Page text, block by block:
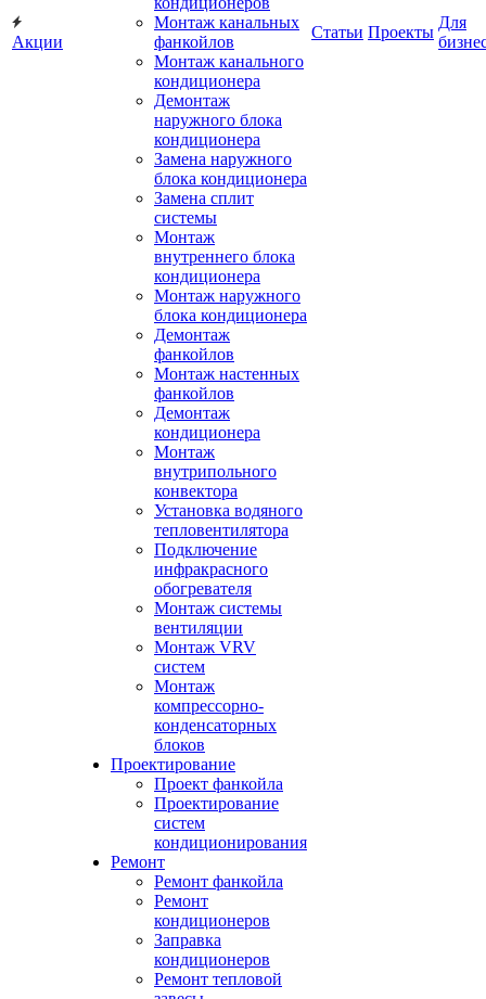
Акции
Монтаж канальных
фанкойлов
Монтаж канального
кондиционера
Демонтаж
наружного блока
кондиционера
Замена наружного
блока кондиционера
Замена сплит
системы
Монтаж
внутреннего блока
кондиционера
Монтаж наружного
блока кондиционера
Демонтаж
фанкойлов
Монтаж настенных
фанкойлов
Демонтаж
кондиционера
Монтаж
внутрипольного
конвектора
Установка водяного
тепловентилятора
Подключение
инфракрасного
обогревателя
Монтаж системы
вентиляции
Монтаж VRV
систем
Монтаж
компрессорно-
конденсаторных
блоков
Проектирование
Проект фанкойла
Проектирование
систем
кондиционирования
Ремонт
Ремонт фанкойла
Ремонт
кондиционеров
Заправка
кондиционеров
Ремонт тепловой
Статьи Проекты
Для